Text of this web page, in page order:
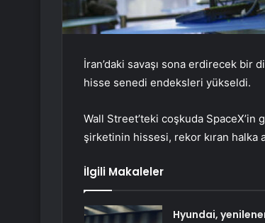
İran’daki savaşı sona erdirecek bir
hisse senedi endeksleri yükseldi.
Wall Street’teki coşkuda SpaceX’in
şirketinin hissesi, rekor kıran halka
İlgili Makaleler
Hyundai,